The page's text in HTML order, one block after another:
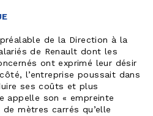
de la Direction à la
de Renault dont les
ont exprimé leur désir
l’entreprise poussait dans
ses coûts et plus
appelle son « empreinte
mètres carrés qu’elle